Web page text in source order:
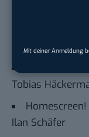
Mit deiner Anmeldung
Andy Mörker
Tobias
Ilan Schäfer